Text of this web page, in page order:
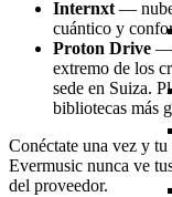
Internxt — nube
cuántico y
Proton Drive —
extremo de los
sede en Suiza.
bibliotecas más
Conéctate una vez y
Evermusic nunca ve
del proveedor.